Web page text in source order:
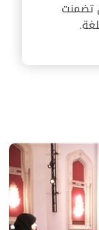
تضمنت